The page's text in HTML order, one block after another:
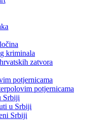
kriminala
zatvora
potjernicama
potjernicama
Srbiji
u Srbiji
Srbiji